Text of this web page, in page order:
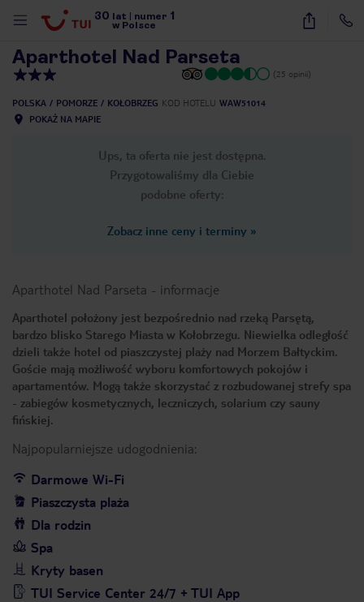
30 lat numer 1
w Polsce
17
Aparthotel Nad Parseta
(25 opinii)
POLSKA POMORZE KOŁOBRZEG KOD HOTELU WAW51014
POKAŻ NA MAPIE
Ups, ta oferta nie jest dostępna.
Przygotowaliśmy dla Ciebie
podobne oferty:
Zobacz inne ceny i terminy »
Aparthotel Nad Parseta - informacje
Aparthotel położony jest bezpośrednio nad rzeką Parsętą,
bardzo blisko Starego Miasta w Kołobrzegu. Niewielka odległość
dzieli także hotel od piaszczystej plaży nad Morzem Bałtyckim.
Goście mają możliwość wyboru komfortowych pokojów i
apartamentów. Mogą także skorzystać z rozbudowanej strefy spa
- zabiegów kosmetycznych, leczniczych, solarium czy sauny
fińskiej.
Najpopularniejsze udogodnienia:
Darmowe Wi-Fi
Piaszczysta plaża
Dla rodzin
Spa
Kryty basen
TUI Service Center 24/7 + TUI App